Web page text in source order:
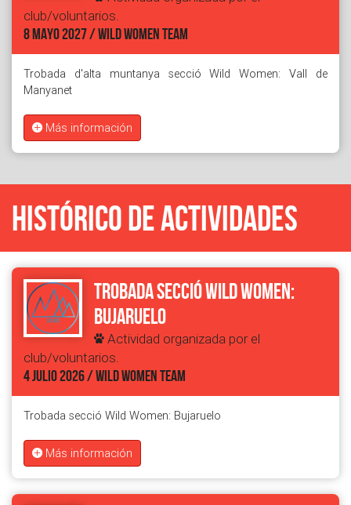
club/voluntarios.
8 MAYO 2027 / WILD WOMEN TEAM
Trobada d'alta muntanya secció Wild Women: Vall de
Manyanet
Más información
Histórico de actividades
Trobada secció Wild Women:
Bujaruelo
Actividad organizada por el
club/voluntarios.
4 JULIO 2026 / WILD WOMEN TEAM
Trobada secció Wild Women: Bujaruelo
Más información